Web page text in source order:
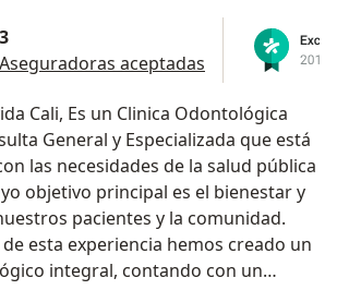
3
Aseguradoras aceptadas
Es un Clinica Odontológica
General y Especializada que está
las necesidades de la salud pública
objetivo principal es el bienestar y
pacientes y la comunidad.
esta experiencia hemos creado un
integral, contando con un
especializado; apoyado por